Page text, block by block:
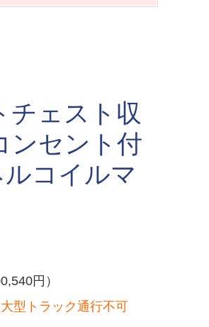
チェスト収
ンセント付
コイルマ
円）
型トラック通行不可